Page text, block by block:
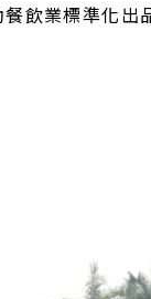
飲業標準化出